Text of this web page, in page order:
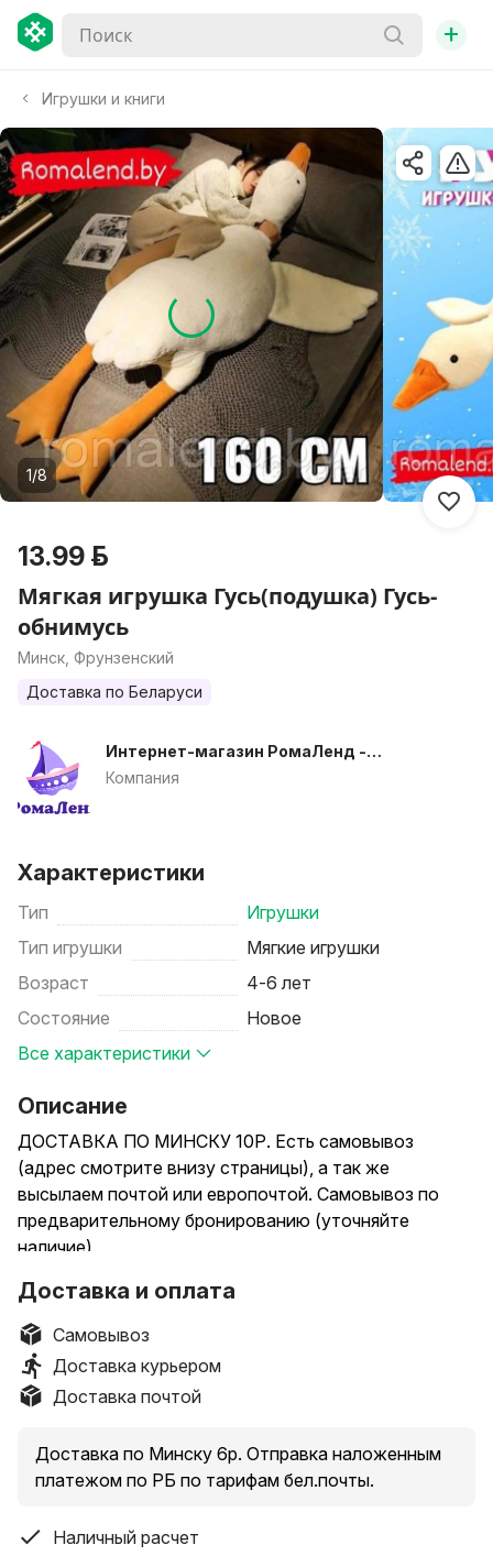
+
Игрушки и книги
1/8
13.99 р.
Мягкая игрушка Гусь(подушка) Гусь-
обнимусь
Минск, Фрунзенский
Доставка по Беларуси
Интернет-магазин РомаЛенд -
детские игрушки в Беларуси
Компания
Характеристики
Тип
Игрушки
Тип игрушки
Мягкие игрушки
Возраст
4-6 лет
Состояние
Новое
Все характеристики
Описание
ДОСТАВКА ПО МИНСКУ 10Р. Есть самовывоз
(адрес смотрите внизу страницы), а так же
высылаем почтой или европочтой. Самовывоз по
предварительному бронированию (уточняйте
наличие).
Гусь 190см - 70р
Гусь 160 см - 52р
Гусь 130 см - 40р
Гусь 90 см - 24р
Гусь 70 см - 19р
Доставка и оплата
Самовывоз
Доставка курьером
Доставка почтой
Доставка по Минску 6р. Отправка наложенным
платежом по РБ по тарифам бел.почты.
Наличный расчет